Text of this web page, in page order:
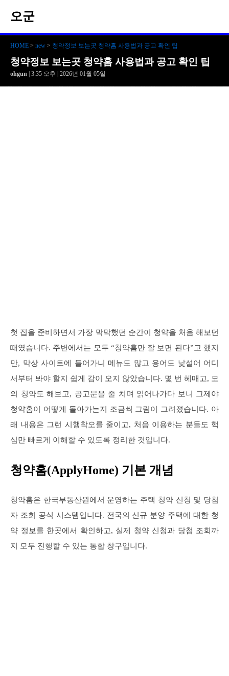
오군
HOME > new > 청약정보 보는곳 청약홈 사용법과 공고 확인 팁
청약정보 보는곳 청약홈 사용법과 공고 확인 팁
ohgun | 3:35 오후 | 2026년 01월 05일
첫 집을 준비하면서 가장 막막했던 순간이 청약을 처음 해보던
때였습니다. 주변에서는 모두 “청약홈만 잘 보면 된다”고 했지
만, 막상 사이트에 들어가니 메뉴도 많고 용어도 낯설어 어디
서부터 봐야 할지 쉽게 감이 오지 않았습니다. 몇 번 헤매고, 모
의 청약도 해보고, 공고문을 줄 치며 읽어나가다 보니 그제야
청약홈이 어떻게 돌아가는지 조금씩 그림이 그려졌습니다. 아
래 내용은 그런 시행착오를 줄이고, 처음 이용하는 분들도 핵
심만 빠르게 이해할 수 있도록 정리한 것입니다.
청약홈(ApplyHome) 기본 개념
청약홈은 한국부동산원에서 운영하는 주택 청약 신청 및 당첨
자 조회 공식 시스템입니다. 전국의 신규 분양 주택에 대한 청
약 정보를 한곳에서 확인하고, 실제 청약 신청과 당첨 조회까
지 모두 진행할 수 있는 통합 창구입니다.